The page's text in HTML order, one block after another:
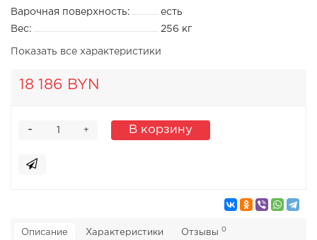
Варочная поверхность:
есть
Вес:
256 кг
Показать все характеристики
18 186 BYN
+
- В корзину
Описание Характеристики Отзывы 0